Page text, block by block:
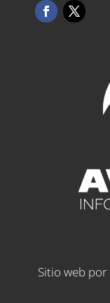
Sitio web por